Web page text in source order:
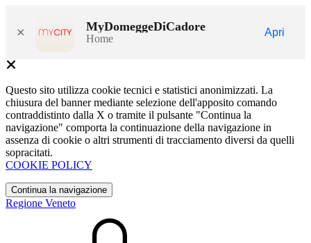
× MyDomeggeDiCadore
Home
Apri
Questo sito utilizza cookie tecnici e statistici anonimizzati. La
chiusura del banner mediante selezione dell'apposito comando
contraddistinto dalla X o tramite il pulsante "Continua la
navigazione" comporta la continuazione della navigazione in
assenza di cookie o altri strumenti di tracciamento diversi da quelli
sopracitati.
COOKIE POLICY
Continua la navigazione
Regione Veneto